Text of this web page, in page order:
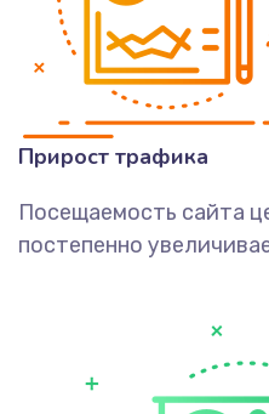
Прирост трафика
Посещаемость сайта
постепенно